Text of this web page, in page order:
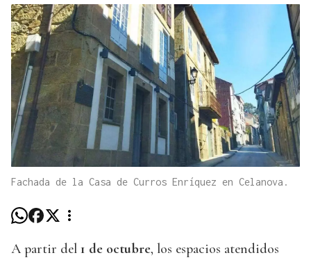
Fachada de la Casa de Curros Enríquez en Celanova.
A partir del 1 de octubre, los espacios atendidos